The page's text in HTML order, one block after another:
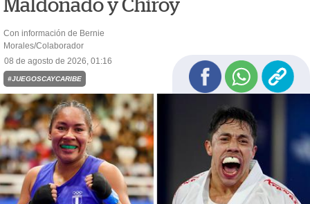
Maldonado y Chiroy
Con información de Bernie
Morales/Colaborador
08 de agosto de 2026, 01:16
#JUEGOSCAYCARIBE